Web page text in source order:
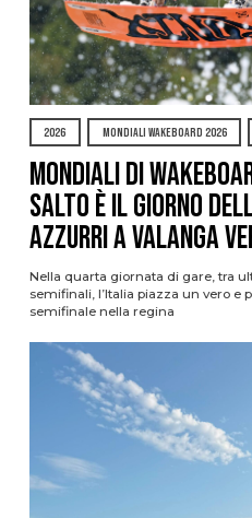
2026 MONDIALI WAKEBOARD 2026
Mondiali di
Salto è il giorno
azzurri a valanga
Nella quarta giornata di gare, tra
semifinali, l’Italia piazza un vero
semifinale nella regina